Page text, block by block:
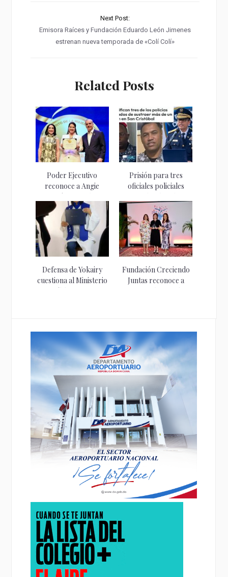
Next Post:
Emisora Raíces y Fundación Eduardo León Jimenes
estrenan nueva temporada de «Colí Colí»
Related Posts
Poder Ejecutivo
reconoce a Angie
Martínez con la...
Prisión para tres
oficiales policiales
Defensa de Yokairy
cuestiona al Ministerio
Público por...
Fundación Creciendo
Juntas reconoce a